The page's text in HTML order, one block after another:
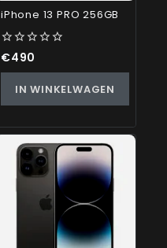
iPhone 13 PRO 256GB
0
€490
IN WINKELWAGEN